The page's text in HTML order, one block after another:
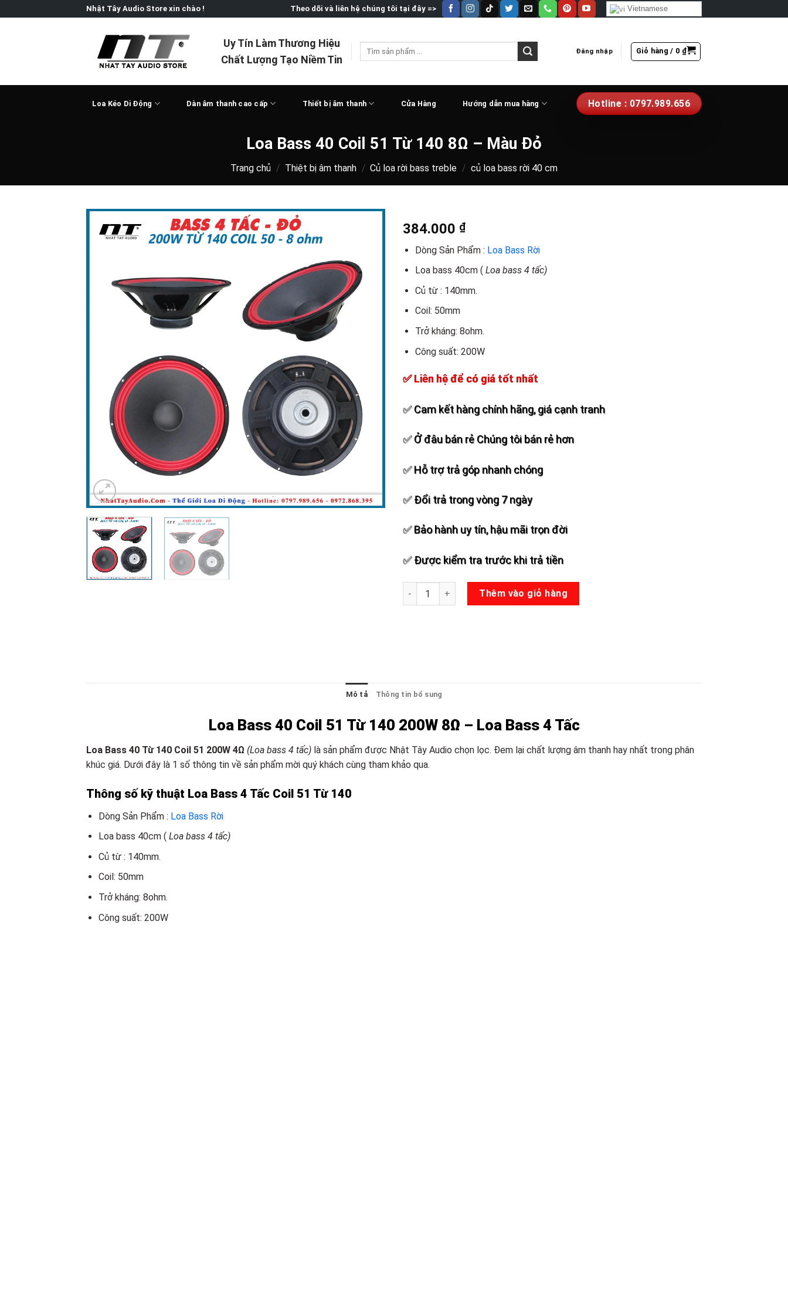
to
Nhật Tây Audio Store xin chào ! Theo dõi và liên hệ chúng tôi tại đây => Vietnamese
Uy Tín Làm Thương Hiệu
Chất Lượng Tạo Niềm Tin
Tìm
Đăng nhập Giỏ hàng / 0 ₫
Loa Kéo Di Động Dàn âm thanh cao cấp Thiết bị âm thanh Cửa Hàng Hướng dẫn mua hàng Hotline : 0797.989.656
Loa Bass 40 Coil 51 Từ 140 8Ω – Màu Đỏ
Trang chủ / Thiệt bị âm thanh / Củ loa rời bass treble / củ loa bass rời 40 cm
Add to
wishlist
384.000 ₫
Dòng Sản Phẩm : Loa Bass Rời
Loa bass 40cm ( Loa bass 4 tấc)
Củ từ : 140mm.
Coil: 50mm
Trở kháng: 8ohm.
Công suất: 200W
✅ Liên hệ để có giá tốt nhất
✅ Cam kết hàng chính hãng, giá cạnh tranh
✅ Ở đâu bán rẻ Chúng tôi bán rẻ hơn
✅ Hỗ trợ trả góp nhanh chóng
✅ Đổi trả trong vòng 7 ngày
✅ Bảo hành uy tín, hậu mãi trọn đời
✅ Được kiểm tra trước khi trả tiền
Loa Bass 40 Coil 51 Từ 140 8Ω - Màu Đỏ số lượng
Thêm vào giỏ hàng
Mô tả Thông tin bổ sung
Loa Bass 40 Coil 51 Từ 140 200W 8Ω – Loa Bass 4 Tấc
Loa Bass 40 Từ 140 Coil 51 200W 4Ω (Loa bass 4 tấc) là sản phẩm được Nhật Tây Audio chọn lọc. Đem lại chất lượng âm thanh hay nhất trong phân
khúc giá. Dưới đây là 1 số thông tin về sản phẩm mời quý khách cùng tham khảo qua.
Thông số kỹ thuật Loa Bass 4 Tấc Coil 51 Từ 140
Dòng Sản Phẩm : Loa Bass Rời
Loa bass 40cm ( Loa bass 4 tấc)
Củ từ : 140mm.
Coil: 50mm
Trở kháng: 8ohm.
Công suất: 200W